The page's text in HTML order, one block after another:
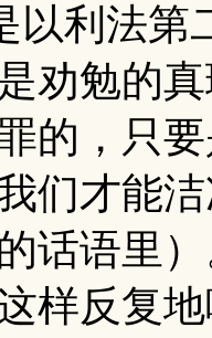
法第二
劝勉的
的，只
们才能
话语里
样反复